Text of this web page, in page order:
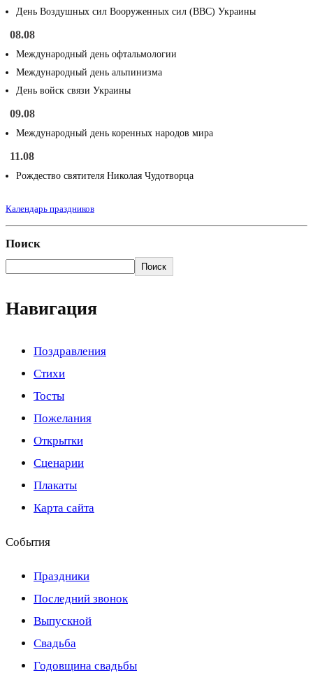
День Воздушных сил Вооруженных сил (ВВС) Украины
08.08
Международный день офтальмологии
Международный день альпинизма
День войск связи Украины
09.08
Международный день коренных народов мира
11.08
Рождество святителя Николая Чудотворца
Календарь праздников
Поиск
Поиск
Навигация
Поздравления
Стихи
Тосты
Пожелания
Открытки
Сценарии
Плакаты
Карта сайта
События
Праздники
Последний звонок
Выпускной
Свадьба
Годовщина свадьбы